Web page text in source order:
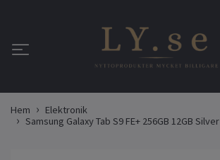
Hem
Elektronik
Samsung Galaxy Tab S9 FE+ 256GB 12GB Silver